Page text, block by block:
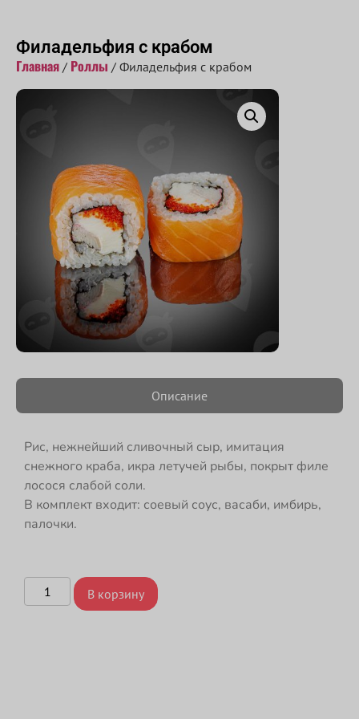
Филадельфия с крабом
Главная / Роллы / Филадельфия с крабом
Описание
Рис, нежнейший сливочный сыр, имитация
снежного краба, икра летучей рыбы, покрыт филе
лосося слабой соли.
В комплект входит: соевый соус, васаби, имбирь,
палочки.
В корзину